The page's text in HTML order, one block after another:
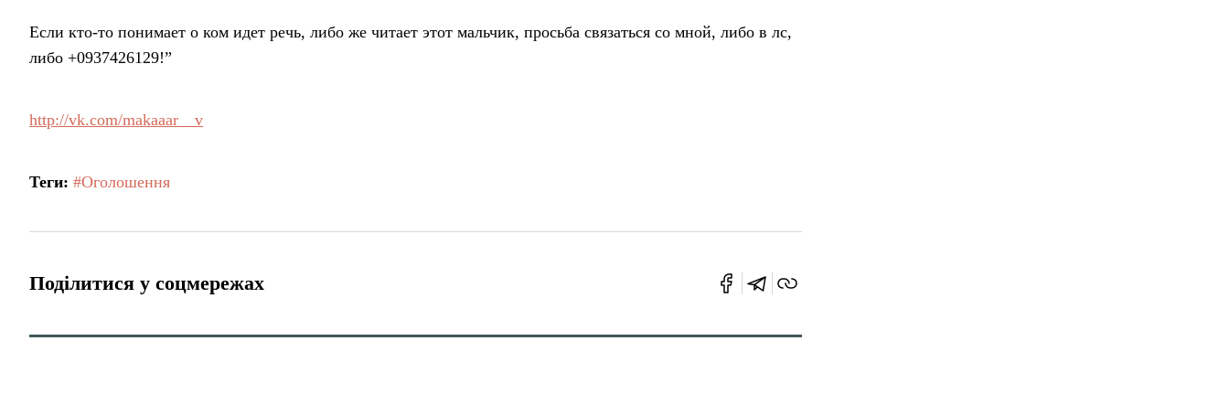
Если кто-то понимает о ком идет речь, либо же читает этот мальчик, просьба связаться со мной, либо в лс,
либо +0937426129!”
http://vk.com/makaaar__v
Теги: #Оголошення
Поділитися у соцмережах